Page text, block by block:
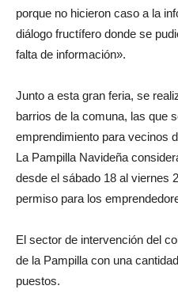
porque no hicieron caso a la
diálogo fructífero donde se
falta de información».
Junto a esta gran feria, se
barrios de la comuna, las que
emprendimiento para vecinos
La Pampilla Navideña
desde el sábado 18 al viernes
permiso para los
El sector de intervención del
de la Pampilla con una
puestos.